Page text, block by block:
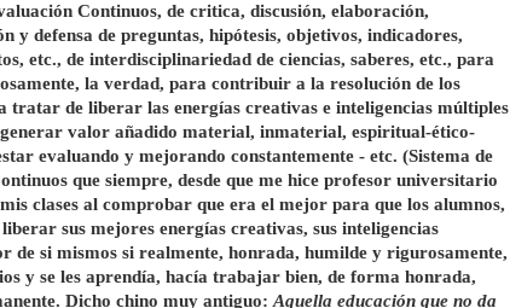
Continuos, de critica, discusión, elaboración,
y defensa de preguntas, hipótesis, objetivos, indicadores,
etc., de interdisciplinariedad de ciencias, saberes, etc., para
la verdad, para contribuir a la resolución de los
tratar de liberar las energías creativas e inteligencias múltiples
generar valor añadido material, inmaterial, espiritual-ético-
evaluando y mejorando constantemente - etc. (Sistema de
que siempre, desde que me hice profesor universitario
clases al comprobar que era el mejor para que los alumnos,
liberar sus mejores energías creativas, sus inteligencias
de si mismos si realmente, honrada, humilde y rigurosamente,
y se les aprendía, hacía trabajar bien, de forma honrada,
Dicho chino muy antiguo: Aquella educación que no da